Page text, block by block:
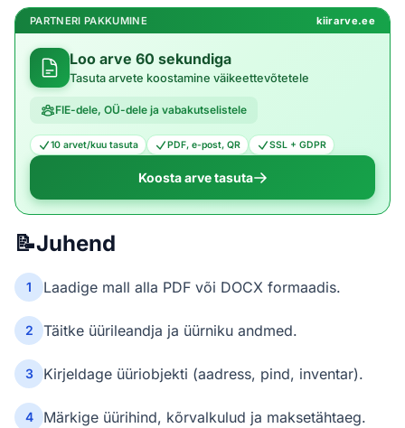
PARTNERI PAKKUMINE kiirarve.ee
Loo arve 60 sekundiga
Tasuta arvete koostamine väikeettevõtetele
FIE-dele, OÜ-dele ja vabakutselistele
10 arvet/kuu tasuta PDF, e-post, QR SSL + GDPR
Koosta arve tasuta
📝Juhend
1 Laadige mall alla PDF või DOCX formaadis.
2 Täitke üürileandja ja üürniku andmed.
3 Kirjeldage üüriobjekti (aadress, pind, inventar).
4 Märkige üürihind, kõrvalkulud ja maksetähtaeg.